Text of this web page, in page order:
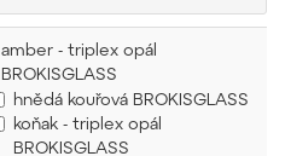
amber - triplex opál
BROKISGLASS
hnědá kouřová BROKISGLASS
koňak - triplex opál
BROKISGLASS